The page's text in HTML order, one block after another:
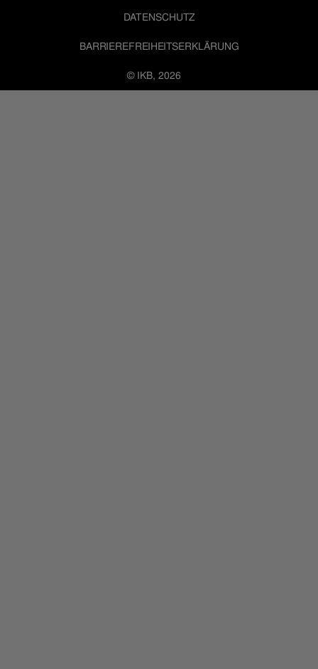
© IKB, 2026
DATENSCHUTZ
BARRIEREFREIHEITSERKLÄRUNG